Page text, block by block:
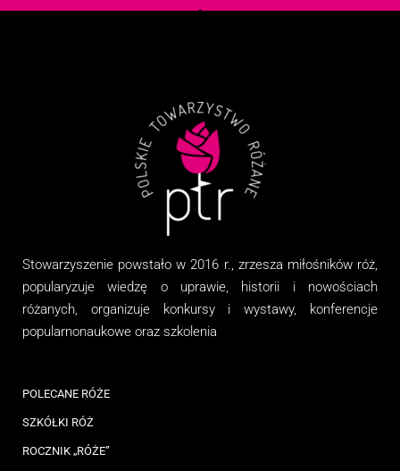
Stowarzyszenie powstało w 2016 r., zrzesza miłośników róż,
popularyzuje wiedzę o uprawie, historii i nowościach
różanych, organizujekonkursy i wystawy, konferencje
popularnonaukowe oraz szkolenia
POLECANE RÓŻE
SZKÓŁKI RÓŻ
ROCZNIK „RÓŻE”